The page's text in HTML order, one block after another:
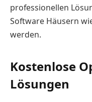
professionellen
Software Häusern
werden.
Kostenlose
Lösungen